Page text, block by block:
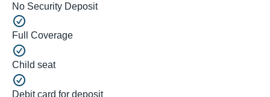
No Security Deposit
Full Coverage
Child seat
Debit card for deposit